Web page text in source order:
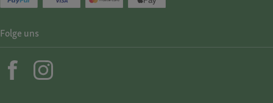
Folge uns